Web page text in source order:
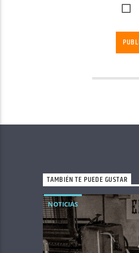
TAMBIÉN TE PUEDE GUSTAR
NOTICIAS